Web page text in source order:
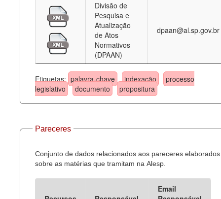
Divisão de
Pesquisa e
Atualização
de Atos
Normativos
(DPAAN)
dpaan@al.sp.gov.br
Etiquetas: palavra-chave indexação
processo
legislativo
documento propositura
Pareceres
Conjunto de dados relacionados aos pareceres elaborados
sobre as matérias que tramitam na Alesp.
Email